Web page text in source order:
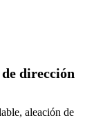
dirección
aleación de